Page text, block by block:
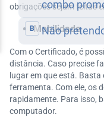
obrigações sejam feitas
Mobilidade
Com o Certificado, é
distância. Caso precise
lugar em que está.
ferramenta. Com ele, os
rapidamente. Para isso,
computador.